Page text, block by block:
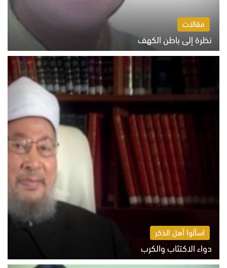
مقالات
نظرة إلى باطن الكهف
السبت 8 أغسطس 2026 11:04 ص
اسألوا أهل الذكر
دواء الاكتئاب والكرب
السبت 8 أغسطس 2026 10:54 ص